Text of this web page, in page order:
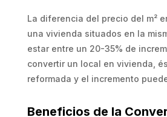
La diferencia del precio del m²
una vivienda situados en la
estar entre un 20-35% de
convertir un local en vivienda,
reformada y el incremento
Beneficios de la